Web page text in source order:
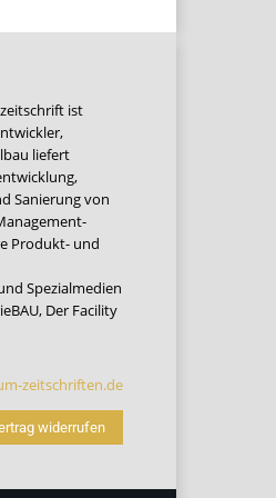
ist
liefert
Sanierung von
Produkt- und
Spezialmedien
, Der Facility
zeitschriften.de
widerrufen